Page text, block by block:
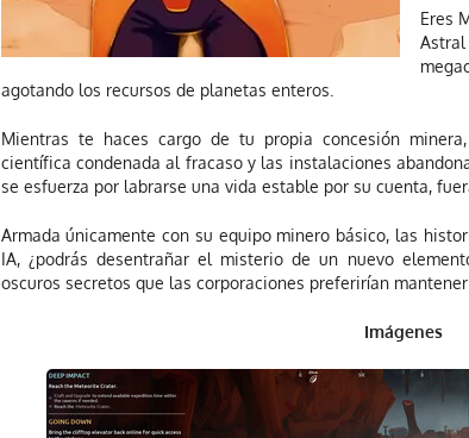
Eres
agotando los recursos de planetas enteros.
Mientras te haces cargo de tu propia concesión
científica condenada al fracaso y las instalaciones
se esfuerza por labrarse una vida estable por su cuenta,
Armada únicamente con su equipo minero básico, las
IA, ¿podrás desentrañar el misterio de un nuevo
oscuros secretos que las corporaciones preferirían
Imágenes